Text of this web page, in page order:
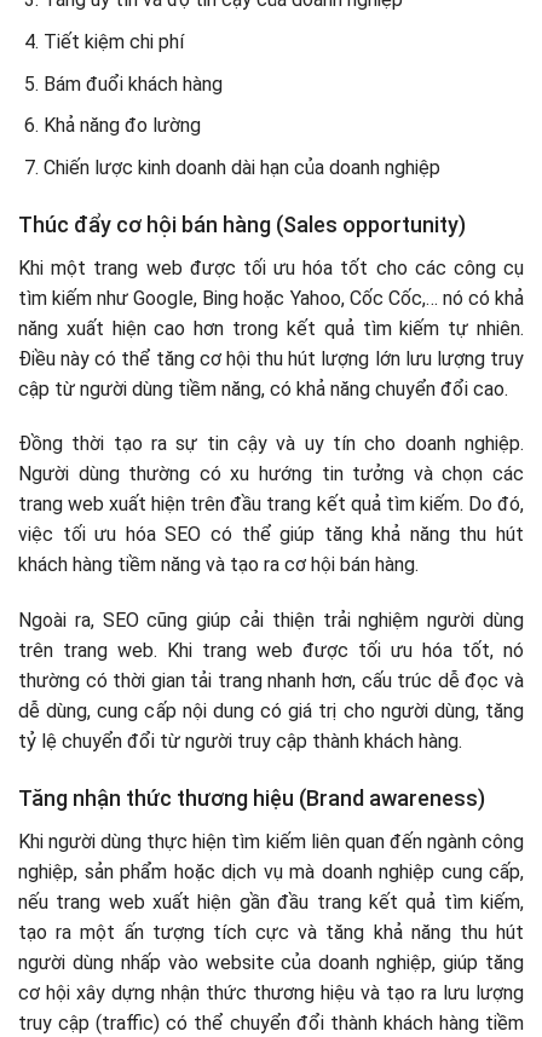
Tiết kiệm chi phí
Bám đuổi khách hàng
Khả năng đo lường
Chiến lược kinh doanh dài hạn của doanh nghiệp
Thúc đẩy cơ hội bán hàng (Sales opportunity)
Khi một trang web được tối ưu hóa tốt cho các công cụ
tìm kiếm như Google, Bing hoặc Yahoo, Cốc Cốc,… nó có khả
năng xuất hiện cao hơn trong kết quả tìm kiếm tự nhiên.
Điều này có thể tăng cơ hội thu hút lượng lớn lưu lượng truy
cập từ người dùng tiềm năng, có khả năng chuyển đổi cao.
Đồng thời tạo ra sự tin cậy và uy tín cho doanh nghiệp.
Người dùng thường có xu hướng tin tưởng và chọn các
trang web xuất hiện trên đầu trang kết quả tìm kiếm. Do đó,
việc tối ưu hóa SEO có thể giúp tăng khả năng thu hút
khách hàng tiềm năng và tạo ra cơ hội bán hàng.
Ngoài ra, SEO cũng giúp cải thiện trải nghiệm người dùng
trên trang web. Khi trang web được tối ưu hóa tốt, nó
thường có thời gian tải trang nhanh hơn, cấu trúc dễ đọc và
dễ dùng, cung cấp nội dung có giá trị cho người dùng, tăng
tỷ lệ chuyển đổi từ người truy cập thành khách hàng.
Tăng nhận thức thương hiệu (Brand awareness)
Khi người dùng thực hiện tìm kiếm liên quan đến ngành công
nghiệp, sản phẩm hoặc dịch vụ mà doanh nghiệp cung cấp,
nếu trang web xuất hiện gần đầu trang kết quả tìm kiếm,
tạo ra một ấn tượng tích cực và tăng khả năng thu hút
người dùng nhấp vào website của doanh nghiệp, giúp tăng
cơ hội xây dựng nhận thức thương hiệu và tạo ra lưu lượng
truy cập (traffic) có thể chuyển đổi thành khách hàng tiềm